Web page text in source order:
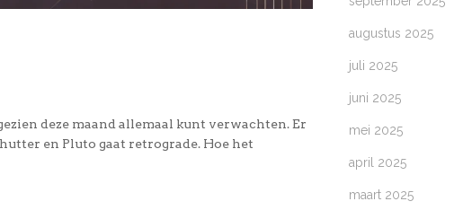
deze maand allemaal kunt verwachten. Er
en Pluto gaat retrograde. Hoe het
augustus 2025
juli 2025
juni 2025
mei 2025
april 2025
maart 2025